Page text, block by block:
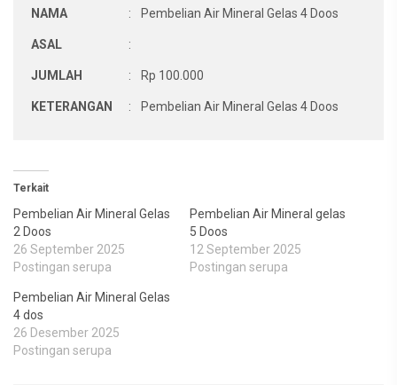
NAMA : Pembelian Air Mineral Gelas 4 Doos
ASAL :
JUMLAH : Rp 100.000
KETERANGAN : Pembelian Air Mineral Gelas 4 Doos
Terkait
Pembelian Air Mineral Gelas
2 Doos
26 September 2025
Postingan serupa
Pembelian Air Mineral gelas
5 Doos
12 September 2025
Postingan serupa
Pembelian Air Mineral Gelas
4 dos
26 Desember 2025
Postingan serupa